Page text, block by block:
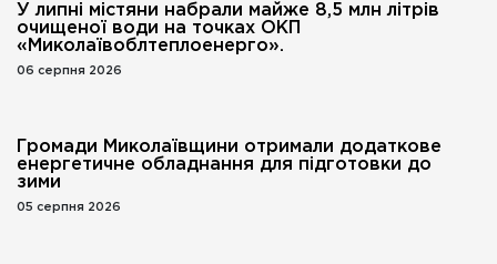
У липні містяни набрали майже 8,5 млн літрів
очищеної води на точках ОКП
«Миколаївоблтеплоенерго».
06 серпня 2026
Громади Миколаївщини отримали додаткове
енергетичне обладнання для підготовки до
зими
05 серпня 2026